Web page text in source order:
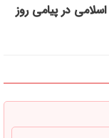
در پیامی روز